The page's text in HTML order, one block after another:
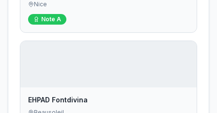
Nice
Note A
EHPAD Fontdivina